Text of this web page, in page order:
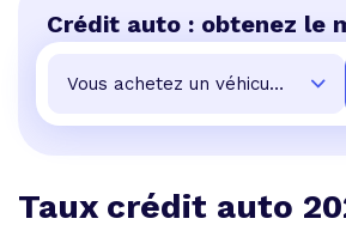
Crédit auto : obtenez le
Taux crédit auto